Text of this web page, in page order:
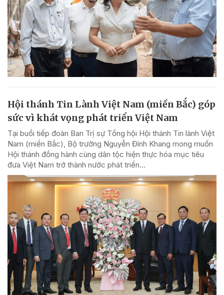
Hội thánh Tin Lành Việt Nam (miền Bắc) góp
sức vì khát vọng phát triển Việt Nam
Tại buổi tiếp đoàn Ban Trị sự Tổng hội Hội thánh Tin lành Việt
Nam (miền Bắc), Bộ trưởng Nguyễn Đình Khang mong muốn
Hội thánh đồng hành cùng dân tộc hiện thực hóa mục tiêu
đưa Việt Nam trở thành nước phát triển...